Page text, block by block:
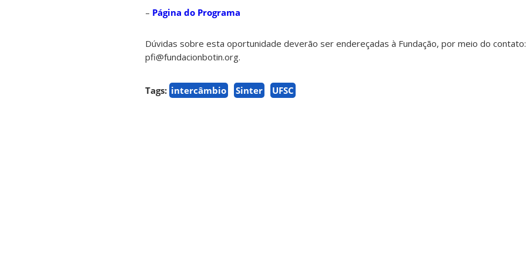
– Página do Programa
Dúvidas sobre esta oportunidade deverão ser endereçadas à Fundação, por meio do contato:
pfi@fundacionbotin.org.
Tags: intercâmbio Sinter UFSC